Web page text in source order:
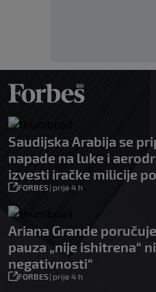
Saudijska Arabija se
napade na luke i
izvesti iračke milicije
FORBES| prije 4 h
Ariana Grande
pauza „nije ishitrena“
negativnosti“
FORBES| prije 4 h